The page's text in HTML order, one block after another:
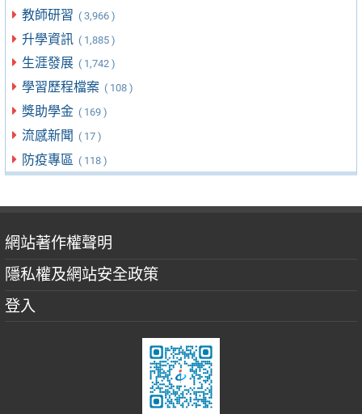
教師研習 ( 3,966 )
升學資訊 ( 1,885 )
生涯發展 ( 1,742 )
學習歷程檔案 ( 108 )
獎助學金 ( 169 )
流感新聞 ( 17 )
防疫專區 ( 118 )
網站著作權聲明
隱私權及網站安全政策
登入